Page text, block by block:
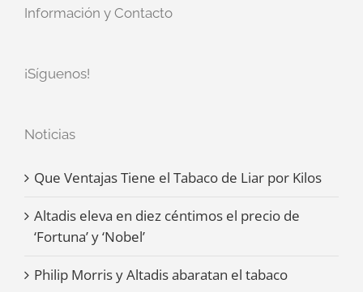
Información y Contacto
¡Síguenos!
Noticias
Que Ventajas Tiene el Tabaco de Liar por Kilos
Altadis eleva en diez céntimos el precio de
‘Fortuna’ y ‘Nobel’
Philip Morris y Altadis abaratan el tabaco